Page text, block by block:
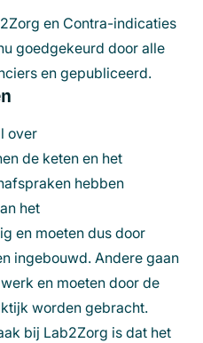
en Contra-indicaties
goedgekeurd door alle
en gepubliceerd.
over
de keten en het
hebben
het
en moeten dus door
ingebouwd. Andere gaan
en moeten door de
worden gebracht.
bij Lab2Zorg is dat het